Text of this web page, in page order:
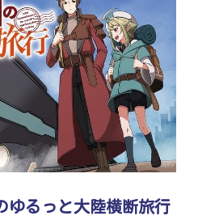
ゆるっと大陸横断旅行